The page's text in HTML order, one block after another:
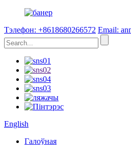
Тэлефон: +8618680266572 Email:
English
Галоўная